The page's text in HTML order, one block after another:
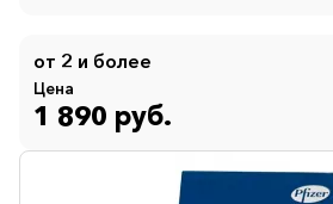
от 2 и более
Цена
1 890 руб.